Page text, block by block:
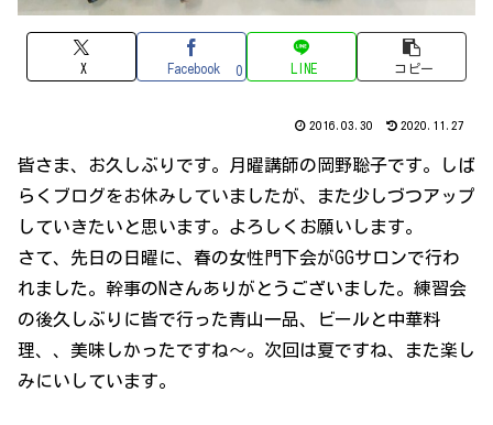
X Facebook 0 LINE コピー
2016.03.30 2020.11.27
皆さま、お久しぶりです。月曜講師の岡野聡子です。しば
らくブログをお休みしていましたが、また少しづつアップ
していきたいと思います。よろしくお願いします。
さて、先日の日曜に、春の女性門下会がGGサロンで行わ
れました。幹事のNさんありがとうございました。練習会
の後久しぶりに皆で行った青山一品、ビールと中華料
理、、美味しかったですね～。次回は夏ですね、また楽し
みにいしています。